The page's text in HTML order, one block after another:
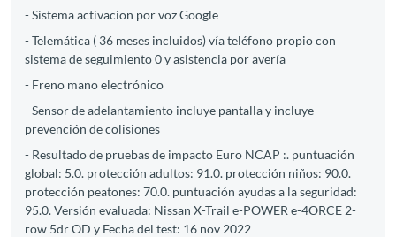
- Sistema activacion por voz Google
- Telemática ( 36 meses incluidos) vía teléfono propio con
sistema de seguimiento 0 y asistencia por avería
- Freno mano electrónico
- Sensor de adelantamiento incluye pantalla y incluye
prevención de colisiones
- Resultado de pruebas de impacto Euro NCAP :. puntuación
global: 5.0. protección adultos: 91.0. protección niños: 90.0.
protección peatones: 70.0. puntuación ayudas a la seguridad:
95.0. Versión evaluada: Nissan X-Trail e-POWER e-4ORCE 2-
row 5dr OD y Fecha del test: 16 nov 2022